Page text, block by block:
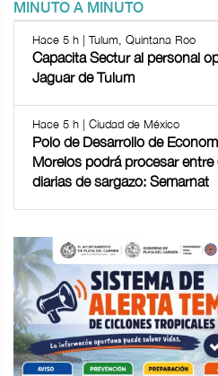
MINUTO A MINUTO
Hace 5 h | Tulum, Quintana Roo
Capacita Sectur al personal
Jaguar de Tulum
Hace 5 h | Ciudad de México
Polo de Desarrollo de
Morelos podrá procesar
diarias de sargazo: Semarnat